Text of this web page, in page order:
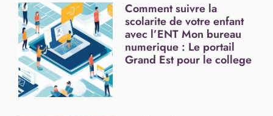
Comment suivre la
scolarite de votre enfant
avec l’ENT Mon bureau
numerique : Le portail
Grand Est pour le college